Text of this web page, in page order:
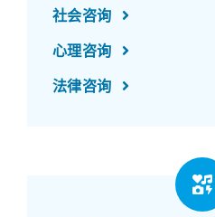
社会咨询
心理咨询
法律咨询